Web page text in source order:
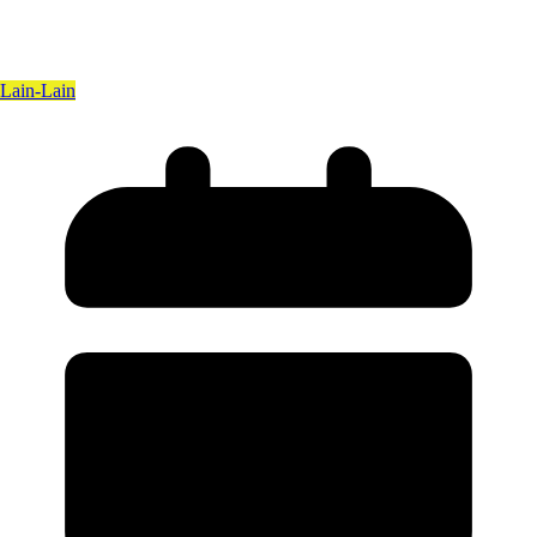
Lain-Lain